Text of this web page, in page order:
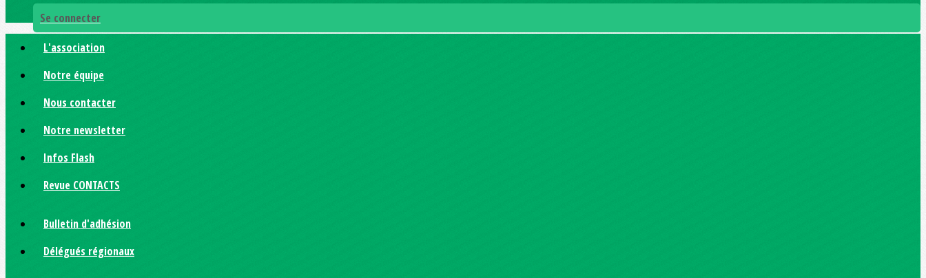
Se connecter
L'association
Notre équipe
Nous contacter
Notre newsletter
Infos Flash
Revue CONTACTS
Bulletin d'adhésion
Délégués régionaux